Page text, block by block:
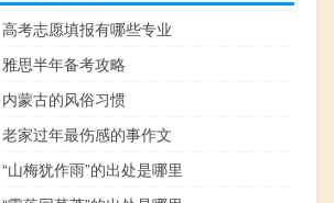
高考志愿填报有哪些专业
雅思半年备考攻略
内蒙古的风俗习惯
老家过年最伤感的事作文
“山梅犹作雨”的出处是哪里